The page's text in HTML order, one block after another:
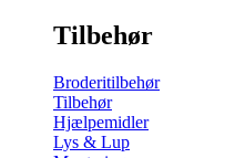
Tilbehør
Broderitilbehør
Tilbehør
Hjælpemidler
Lys & Lup